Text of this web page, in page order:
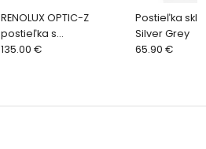
RENOLUX OPTIC-Z
postieľka s
prebaľovacím pultom
135.00 €
Postieľka
Silver Grey
65.90 €